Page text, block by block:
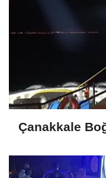
Çanakkale